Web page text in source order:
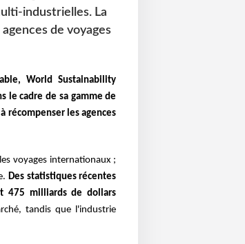
industrielles. La
de voyages
World Sustainability
le cadre de sa gamme de
récompenser les agences
voyages internationaux ;
Des statistiques récentes
475 milliards de dollars
tandis que l'industrie